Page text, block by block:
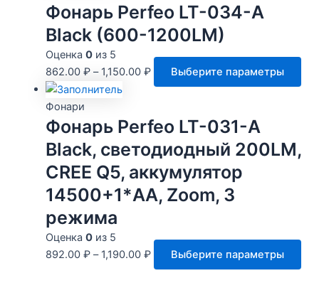
несколько
вариаций.
Опции
можно
выбрать
на
товара.
Фонарь Perfeo LT-034-A
Black (600-1200LM)
Оценка 0из 5
862.00 ₽– 1,150.00 ₽ Выберите параметры
Фонари
Фонарь Perfeo LT-031-A
Black, светодиодный 200LM,
CREE Q5, аккумулятор
14500+1*AA, Zoom, 3
режима
Оценка 0из 5
892.00 ₽– 1,190.00 ₽ Выберите параметры